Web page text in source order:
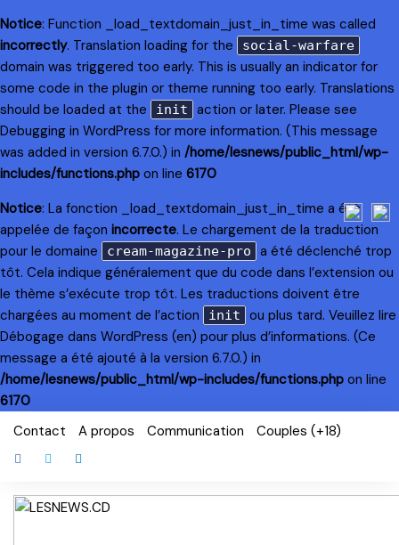
Notice: Function _load_textdomain_just_in_time was called
incorrectly. Translation loading for the social-warfare
domain was triggered too early. This is usually an indicator for
some code in the plugin or theme running too early. Translations
should be loaded at the
init
action or later. Please see
Debugging in WordPress for more information. (This message
was added in version 6.7.0.) in /home/lesnews/public_html/wp-
includes/functions.php on line 6170
Notice: La fonction _load_textdomain_just_in_time a été
appelée de façon incorrecte. Le chargement de la traduction
pour le domaine
cream-magazine-pro
a été déclenché trop
tôt. Cela indique généralement que du code dans l’extension ou
le thème s’exécute trop tôt. Les traductions doivent être
chargées au moment de l’action
init
ou plus tard. Veuillez lire
Débogage dans WordPress (en) pour plus d’informations. (Ce
message a été ajouté à la version 6.7.0.) in
/home/lesnews/public_html/wp-includes/functions.php on line
6170
Skip
content
Contact A propos Communication Couples (+18)